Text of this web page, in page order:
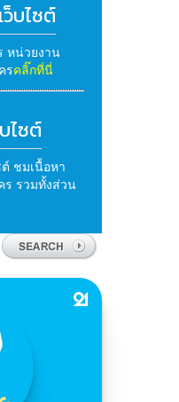
ว็บไซต์
หน่วยงาน
รคลิ๊กที่นี่
ไซต์
ชมเนื้อหา
ร รวมทั้งส่วน